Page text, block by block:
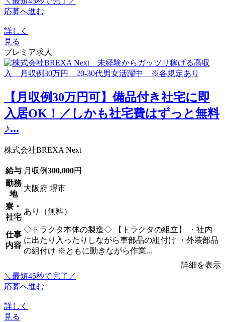
応募へ進む
詳しく
見る
プレミア求人
【月収例30万円可】備品付き社宅に即
入居OK！／しかも社宅費はずっと無料
♪...
株式会社BREXA Next
給与 月収例300,000円
勤務
地
大阪府 堺市
寮・
社宅
あり（無料）
仕事
内容
◇トラクタ本体の製造◇ 【トラクタの組立】 ・社内
に出たり入ったりしながら車部品の組付け ・外装部品
の組付け ※ともに動きながら作業...
詳細を表示
＼最短45秒で完了／
応募へ進む
詳しく
見る